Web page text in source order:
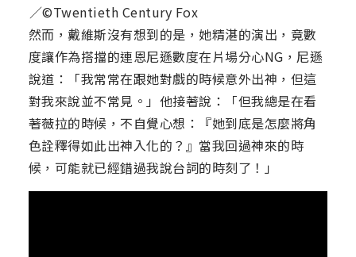
／©Twentieth Century Fox
然而，戴維斯沒有想到的是，她精湛的演出，竟數
度讓作為搭擋的連恩尼遜數度在片場分心NG，尼遜
說道：「我常常在跟她對戲的時候意外出神，但這
對我來說並不常見。」他接著說：「但我總是在看
著薇拉的時候，不自覺心想：『她到底是怎麼將角
色詮釋得如此出神入化的？』當我回過神來的時
候，可能就已經錯過我說台詞的時刻了！」